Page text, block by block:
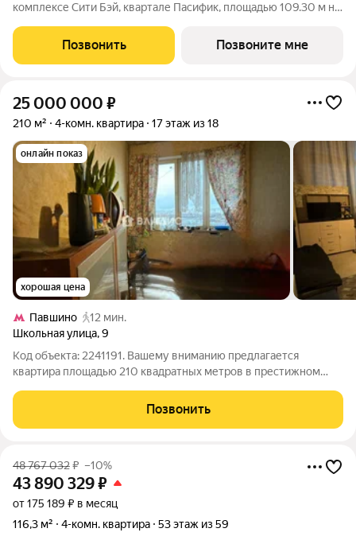
комплексе Сити Бэй, квартале Пасифик, площадью 109.30 м на
комплекса Сити Бэй - настоящий город в городе с отлично
развитой
Позвонить Позвоните мне
25 000 000 ₽
210 м² 4-комн. квартира 17 этаж из 18
онлайн показ
хорошая цена
Павшино
12 мин.
Школьная улица,9
Код объекта: 2241191. Вашему вниманию предлагается
квартира площадью 210 квадратных метров в престижном
позволяет новому владельцу осуществить все свои
пожелания и воплотить в мечту удобную
Позвонить
48 767 032₽ –10%
43 890 329₽
от 175 189 ₽ в месяц
116,3 м²
4-комн. квартира 53 этаж из 59